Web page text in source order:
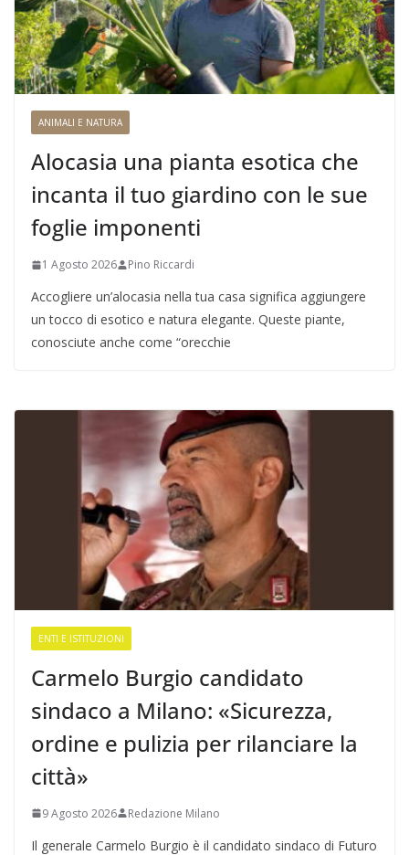
ANIMALI E NATURA
Alocasia una pianta esotica che
incanta il tuo giardino con le sue
foglie imponenti
1 Agosto 2026 Pino Riccardi
Accogliere un’alocasia nella tua casa significa aggiungere
un tocco di esotico e natura elegante. Queste piante,
conosciute anche come “orecchie
ENTI E ISTITUZIONI
Carmelo Burgio candidato
sindaco a Milano: «Sicurezza,
ordine e pulizia per rilanciare la
città»
9 Agosto 2026 Redazione Milano
Il generale Carmelo Burgio è il candidato sindaco di Futuro